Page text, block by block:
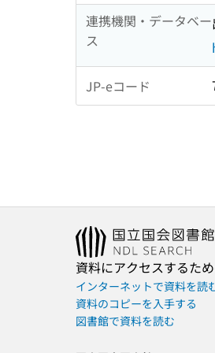
連携機関・データベー
ス
JP-eコード
資料にアクセスするた
インターネットで資料を読
資料のコピーを入手する
図書館で資料を読む